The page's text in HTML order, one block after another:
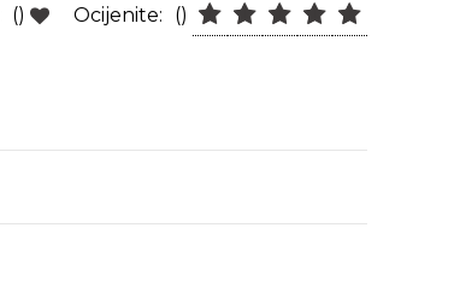
() Ocijenite: ()